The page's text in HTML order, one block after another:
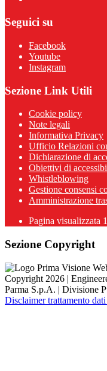
Seguici su
Facebook
Youtube
Instagram
Sezione Link Utili
Cookie policy
Note legali
Informativa Privacy
Ufficio Relazioni
Dichiarazione di
Obiettivi di
Whistleblowing
Gestione consensi
Amministrazione
Pagina visualizzata
Sezione Copyright
Copyright 2026 |
Parma S.p.A. | Divisione
Disclaimer trattamento